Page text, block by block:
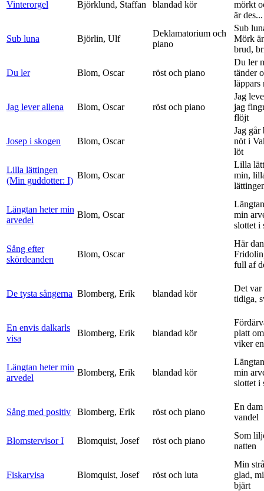
Vinterorgel Björklund, Staffan blandad kör
mörkt
är des...
Sub luna Björlin, Ulf
Deklamatorium och
piano
Sub
Mörk
brud,
Du ler Blom, Oscar röst och piano
Du ler
tänder
läppars
Jag lever allena Blom, Oscar röst och piano
Jag
jag
flöjt
Josep i skogen Blom, Oscar
Jag går
nöt i
löt
Lilla lättingen
(Min guddotter: I)
Blom, Oscar
Lilla
min,
Längtan heter min
arvedel
Blom, Oscar
min
slottet i
Sång efter
skördeanden
Blom, Oscar
Här
full af
De tysta sångerna Blomberg, Erik blandad kör
Det var
tidiga,
En envis dalkarls
visa
Blomberg, Erik blandad kör
platt
viker
Längtan heter min
arvedel
Blomberg, Erik blandad kör
min
slottet i
Sång med positiv Blomberg, Erik röst och piano
En
vandel
Blomstervisor I Blomquist, Josef röst och piano
Som
natten
Fiskarvisa Blomquist, Josef röst och luta
Min
glad,
bjärt